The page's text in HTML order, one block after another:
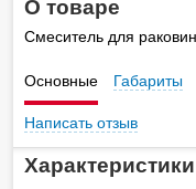
О товаре
Смеситель для
Основные Габариты
Написать отзыв